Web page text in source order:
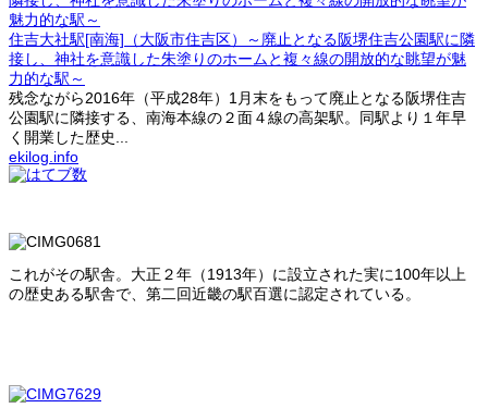
住吉大社駅[南海]（大阪市住吉区）～廃止となる阪堺住吉公園駅に隣
接し、神社を意識した朱塗りのホームと複々線の開放的な眺望が魅
力的な駅～
残念ながら2016年（平成28年）1月末をもって廃止となる阪堺住吉
公園駅に隣接する、南海本線の２面４線の高架駅。同駅より１年早
く開業した歴史...
ekilog.info
これがその駅舎。大正２年（1913年）に設立された実に100年以上
の歴史ある駅舎で、第二回近畿の駅百選に認定されている。